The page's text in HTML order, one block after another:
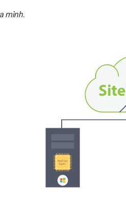
mình.